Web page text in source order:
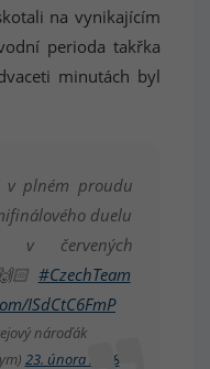
na vynikajícím
perioda takřka
minutách byl
v plném proudu
duelu
v červených
#CzechTeam
ISdCtC6FmP
nároďák
23. února 2018